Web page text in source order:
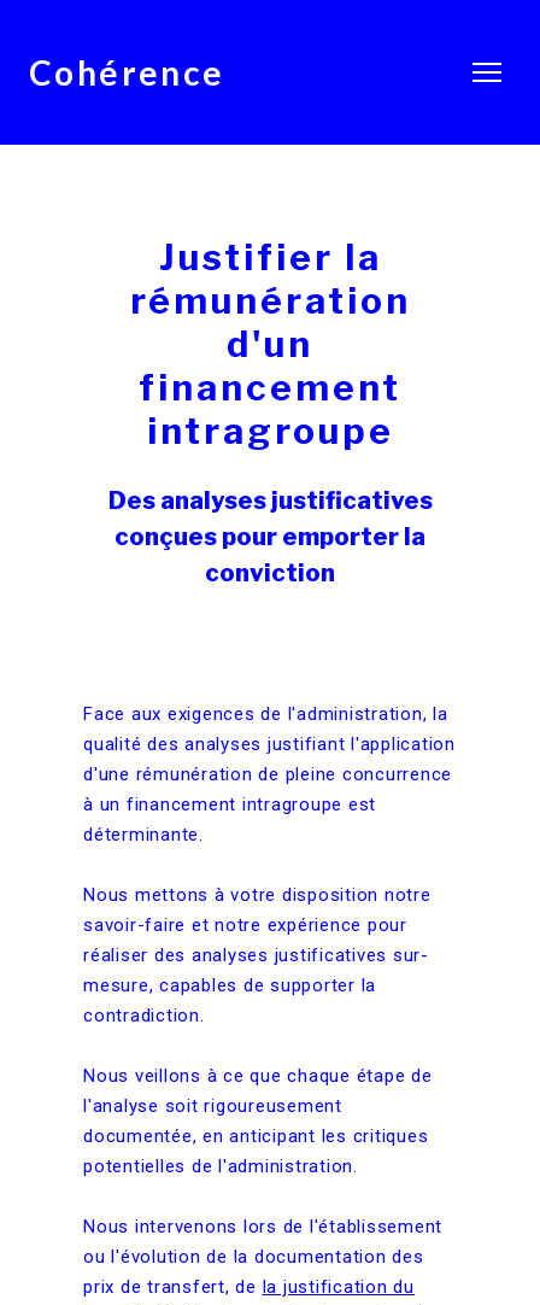
Cohérence
Justifier la
rémunération
d'un
financement
intragroupe
Des analyses justificatives
conçues pour emporter la
conviction
Face aux exigences de l'administration, la
qualité des analyses justifiant l'application
d'une rémunération de pleine concurrence
à un financement intragroupe est
déterminante.
Nous mettons à votre disposition notre
savoir-faire et notre expérience pour
réaliser des analyses justificatives sur-
mesure, capables de supporter la
contradiction.
Nous veillons à ce que chaque étape de
l'analyse soit rigoureusement
documentée, en anticipant les critiques
potentielles de l'administration.
Nous intervenons lors de l'établissement
ou l'évolution de la documentation des
prix de transfert, de la justification du